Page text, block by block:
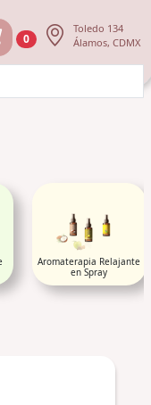
0
Toledo 134
Álamos, CDMX
Aromaterapia Relajante
en Spray